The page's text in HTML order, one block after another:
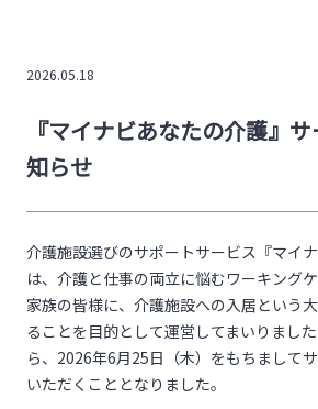
2026.05.18
『マイナビあなたの介護』
知らせ
介護施設選びのサポートサービス『マイ
は、介護と仕事の両立に悩むワーキング
家族の皆様に、介護施設への入居という
ることを目的として運営してまいりまし
ら、 2026年6月25日（木）をもちまして
いただくこととなりました。